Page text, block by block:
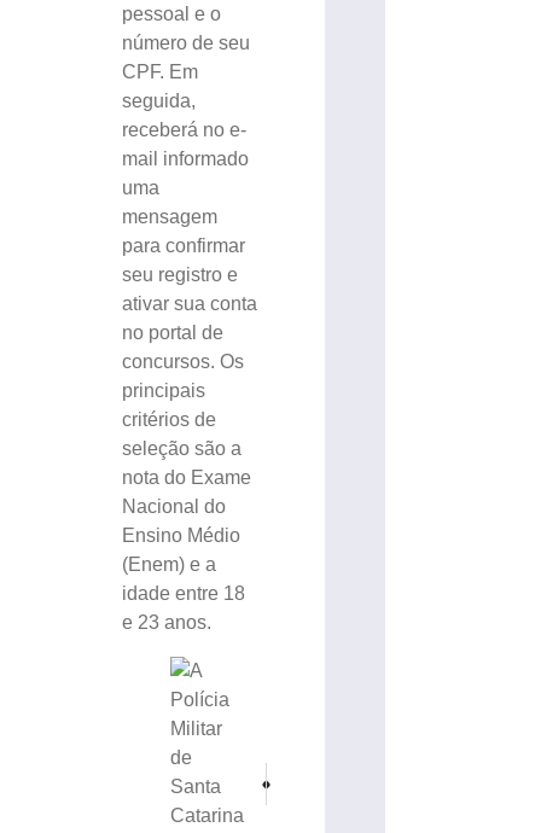
pessoal e o
número de seu
CPF. Em
seguida,
receberá no e-
mail informado
uma
mensagem
para confirmar
seu registro e
ativar sua conta
no portal de
concursos. Os
principais
critérios de
seleção são a
nota do Exame
Nacional do
Ensino Médio
(Enem) e a
idade entre 18
e 23 anos.